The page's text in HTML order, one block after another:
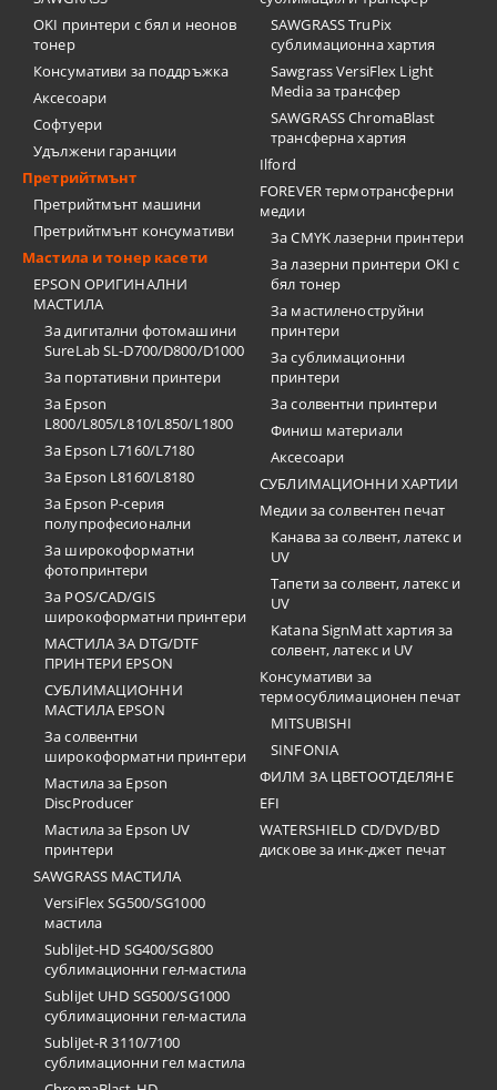
OKI принтери с бял и неонов
тонер
Консумативи за поддръжка
Аксесоари
Софтуери
Удължени гаранции
Претрийтмънт
Претрийтмънт машини
Претрийтмънт консумативи
Мастила и тонер касети
EPSON ОРИГИНАЛНИ
МАСТИЛА
За дигитални фотомашини
SureLab SL-D700/D800/D1000
За портативни принтери
За Epson
L800/L805/L810/L850/L1800
За Epson L7160/L7180
За Epson L8160/L8180
За Epson P-серия
полупрофесионални
За широкоформатни
фотопринтери
За POS/CAD/GIS
широкоформатни принтери
МАСТИЛА ЗА DTG/DTF
ПРИНТЕРИ EPSON
СУБЛИМАЦИОННИ
МАСТИЛА EPSON
За солвентни
широкоформатни принтери
Мастила за Epson
DiscProducer
Мастила за Epson UV
принтери
SAWGRASS МАСТИЛА
VersiFlex SG500/SG1000
мастила
SubliJet-HD SG400/SG800
сублимационни гел-мастила
SubliJet UHD SG500/SG1000
сублимационни гел-мастила
SubliJet-R 3110/7100
сублимационни гел мастила
SAWGRASS TruPix
сублимационна хартия
Sawgrass VersiFlex Light
Media за трансфер
SAWGRASS ChromaBlast
трансферна хартия
Ilford
FOREVER термотрансферни
медии
За CMYK лазерни принтери
За лазерни принтери OKI с
бял тонер
За мастиленоструйни
принтери
За сублимационни
принтери
За солвентни принтери
Финиш материали
Аксесоари
СУБЛИМАЦИОННИ ХАРТИИ
Медии за солвентен печат
Канава за солвент, латекс и
UV
Тапети за солвент, латекс и
UV
Katana SignMatt хартия за
солвент, латекс и UV
Консумативи за
термосублимационен печат
MITSUBISHI
SINFONIA
ФИЛМ ЗА ЦВЕТООТДЕЛЯНЕ
EFI
WATERSHIELD CD/DVD/BD
дискове за инк-джет печат